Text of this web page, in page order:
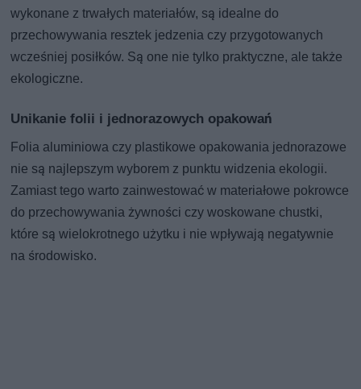
wykonane z trwałych materiałów, są idealne do
przechowywania resztek jedzenia czy przygotowanych
wcześniej posiłków. Są one nie tylko praktyczne, ale także
ekologiczne.
Unikanie folii i jednorazowych opakowań
Folia aluminiowa czy plastikowe opakowania jednorazowe
nie są najlepszym wyborem z punktu widzenia ekologii.
Zamiast tego warto zainwestować w materiałowe pokrowce
do przechowywania żywności czy woskowane chustki,
które są wielokrotnego użytku i nie wpływają negatywnie
na środowisko.